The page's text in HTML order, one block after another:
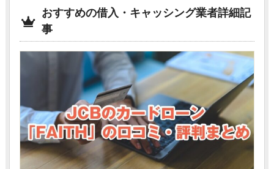
おすすめの借入・キャッシング業者詳細記
事